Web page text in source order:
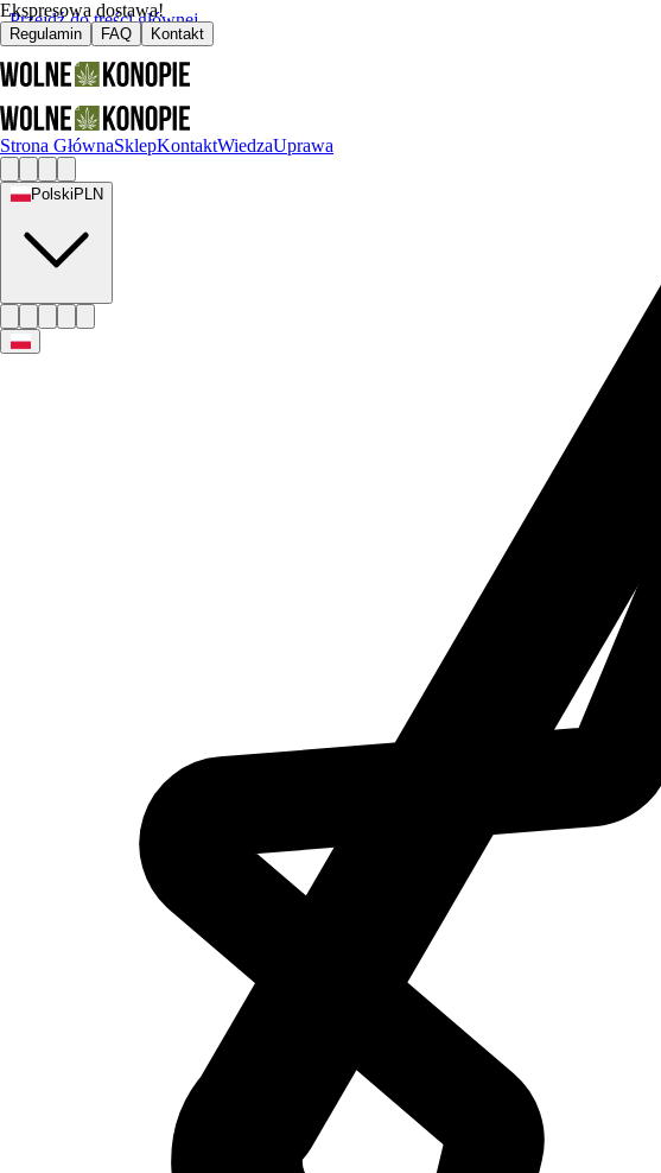
Przejdź do treści głównej
Ekspresowa dostawa!
Regulamin FAQ Kontakt
Strona GłównaSklepKontaktWiedzaUprawa
Polski PLN